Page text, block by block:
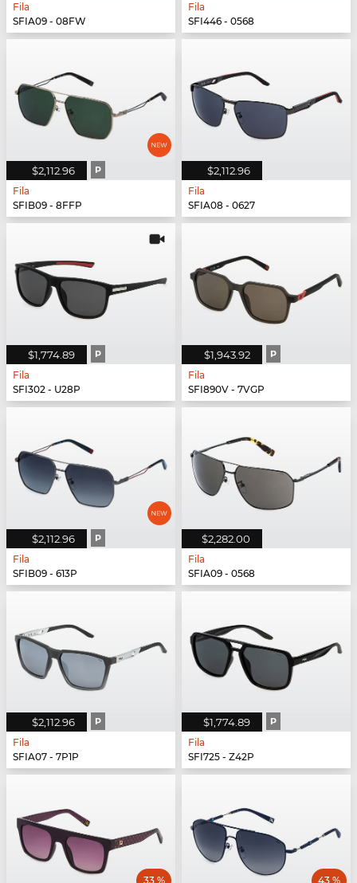
Fila
SFIA09 - 08FW
Fila
SFI446 - 0568
$2,112.96 P
Fila
SFIB09 - 8FFP
$2,112.96
Fila
SFIA08 - 0627
$1,774.89 P
Fila
SFI302 - U28P
$1,943.92 P
Fila
SFI890V - 7VGP
$2,112.96 P
Fila
SFIB09 - 613P
$2,282.00
Fila
SFIA09 - 0568
$2,112.96 P
Fila
SFIA07 - 7P1P
$1,774.89 P
Fila
SFI725 - Z42P
33 % 43 %